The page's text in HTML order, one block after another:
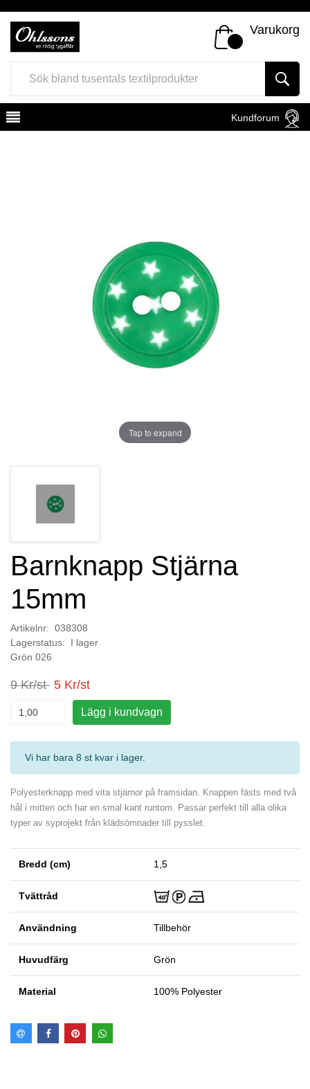
Varukorg
Kundforum
Tap to expand
Barnknapp Stjärna
15mm
Artikelnr: 038308
Lagerstatus: I lager
Grön 026
9 Kr/st 5 Kr/st
Lägg i kundvagn
Vi har bara 8 st kvar i lager.
Polyesterknapp med vita stjärnor på framsidan. Knappen fästs med två
hål i mitten och har en smal kant runtom. Passar perfekt till alla olika
typer av syprojekt från klädsömnader till pysslet.
Bredd (cm) 1,5
Tvättråd
Användning Tillbehör
Huvudfärg Grön
Material 100% Polyester